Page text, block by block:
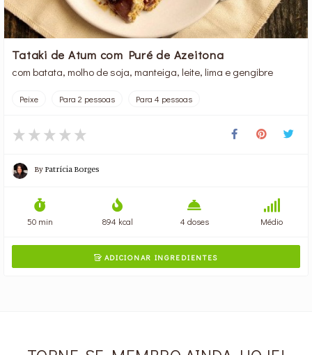
Tataki de Atum com Puré de Azeitona
com batata, molho de soja, manteiga, leite, lima e gengibre
Peixe Para 2 pessoas Para 4 pessoas
ByPatrícia Borges
50 min 894 kcal 4 doses Médio
ADICIONAR INGREDIENTES